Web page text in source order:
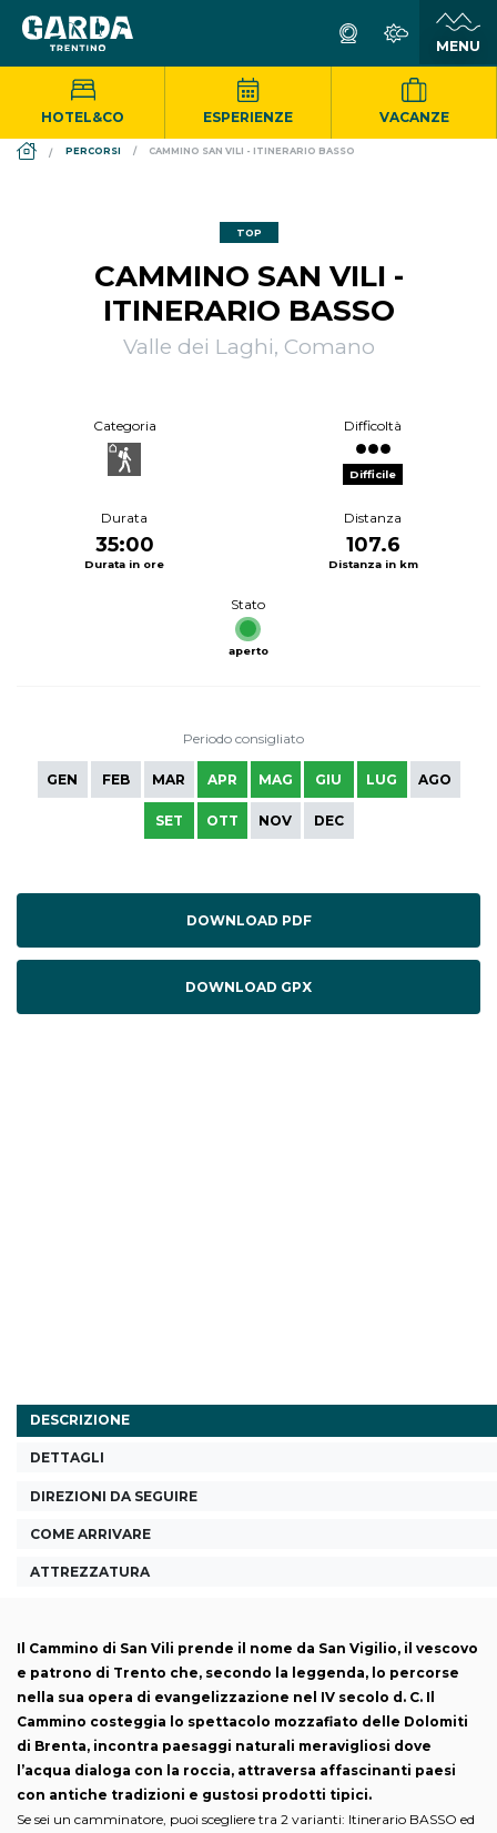
HOTEL&CO ESPERIENZE VACANZE
DS_BREADCRUMB.HOME
PERCORSI CAMMINO SAN VILI - ITINERARIO BASSO
TOP
CAMMINO SAN VILI -
ITINERARIO BASSO
Valle dei Laghi, Comano
Categoria Difficoltà
Difficile
Durata
35:00
Durata in ore
Distanza
107.6
Distanza in km
Stato
aperto
Periodo consigliato
GEN FEB MAR APR MAG GIU LUG AGO
SET OTT NOV DEC
DOWNLOAD PDF
DOWNLOAD GPX
DESCRIZIONE
DETTAGLI
DIREZIONI DA SEGUIRE
COME ARRIVARE
ATTREZZATURA
Il Cammino di San Vili prende il nome da San Vigilio, il vescovo
e patrono di Trento che, secondo la leggenda, lo percorse
nella sua opera di evangelizzazione nel IV secolo d. C. Il
Cammino costeggia lo spettacolo mozzafiato delle Dolomiti
di Brenta, incontra paesaggi naturali meravigliosi dove
l’acqua dialoga con la roccia, attraversa affascinanti paesi
con antiche tradizioni e gustosi prodotti tipici.
Se sei un camminatore, puoi scegliere tra 2 varianti: Itinerario BASSO ed